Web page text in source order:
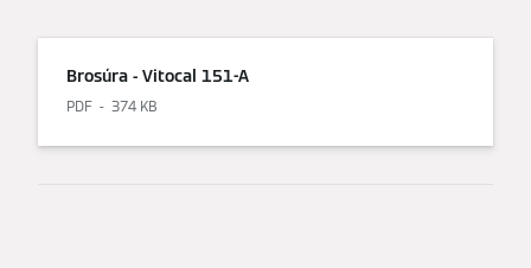
Brosúra - Vitocal 151-A
PDF 374 KB